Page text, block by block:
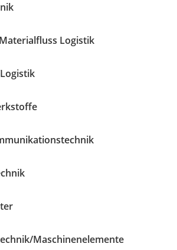
Logistik
Maschinenelemente